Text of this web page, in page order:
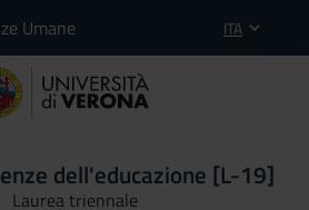
Umane ITA
dell'educazione [L-19]
Laurea triennale